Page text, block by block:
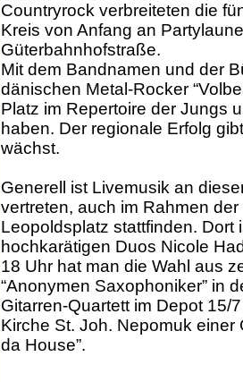
Countryrock verbreiteten die
Kreis von Anfang an
Güterbahnhofstraße.
Mit dem Bandnamen und der
dänischen Metal-Rocker
Platz im Repertoire der Jungs
haben. Der regionale Erfolg
wächst.
Generell ist Livemusik an
vertreten, auch im Rahmen
Leopoldsplatz stattfinden. Dort
hochkarätigen Duos Nicole
18 Uhr hat man die Wahl aus
“Anonymen Saxophoniker” in
Gitarren-Quartett im Depot 15/
Kirche St. Joh. Nepomuk einer
da House”.